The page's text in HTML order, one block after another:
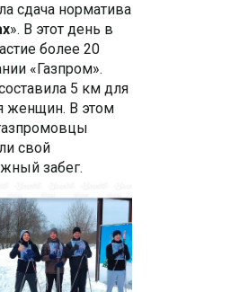
сдача норматива
». В этот день в
более 20
«Газпром».
5 км для
женщин. В этом
свой
забег.